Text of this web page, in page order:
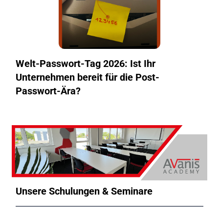
Welt-Passwort-Tag 2026: Ist Ihr
Unternehmen bereit für die Post-
Passwort-Ära?
Unsere Schulungen & Seminare